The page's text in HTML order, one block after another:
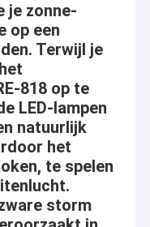
je zonne-
op een
Terwijl je
818 op te
LED-lampen
natuurlijk
het
te spelen
storm
Elektroco., Ltd
eerst, de dienst